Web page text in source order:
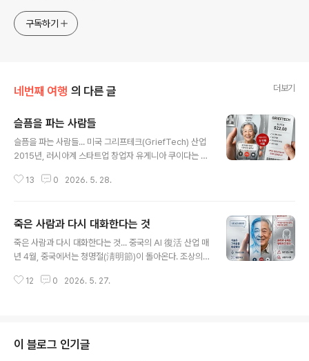
구독하기
네번째 여행 의 다른 글 더보기
슬픔을 파는 사람들
슬픔을 파는 사람들... 미국 그리프테크(GriefTech) 산업
2015년, 러시아계 스타트업 창업자 유게니아 쿠이다는 친
봇을 훈련시켰다. 친구의 말투로 대화하는 AI였다. 처음에
크는 대부분 이런 식으로 시작됐다. 창업자 자신의 상실. 그
경험을 제품으로 바꾸는 과정. 중국이 청명절이라는 집단
적 문화 위에서 AI 부활 산업을 키운 것과 달리, 미국은 개
미국에서 운영되는 그리프테크 서비스는 방식에 따라 크게
13 0 2026. 5. 28.
죽은 사람과 다시 대화한다는 것
죽은 사람과 다시 대화한다는 것... 중국의 AI 復活 산업 매
년 4월, 중국에서는 청명절(淸明節)이 돌아온다. 조상의
새로운 장면이 하나 더 끼어들었다. 스마트폰 화면 속에서
다. 텐진에 사는 장밍이라는 청년이 링위(靈遇)라는 앱에
할아버지의 사진과 음성 녹음, 기본 정보를 올리자, AI가 할
12 0 2026. 5. 27.
이 블로그 인기글